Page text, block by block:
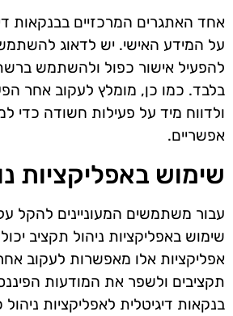
אחד האתגרים המרכזיים בבנקאות
על המידע האישי. יש לדאוג
להפעיל אישור כפול ולהשתמש
בלבד. כמו כן, מומלץ לעקוב אחר
ולדווח מיד על פעילות חשודה כדי
אפשריים.
שימוש באפליקציות
עבור משתמשים המעוניינים להקל
שימוש באפליקציות ניהול תקציב
אפליקציות אלו מאפשרות לעקוב
תקציבים ולשפר את המודעות
בנקאות דיגיטלית לאפליקציות